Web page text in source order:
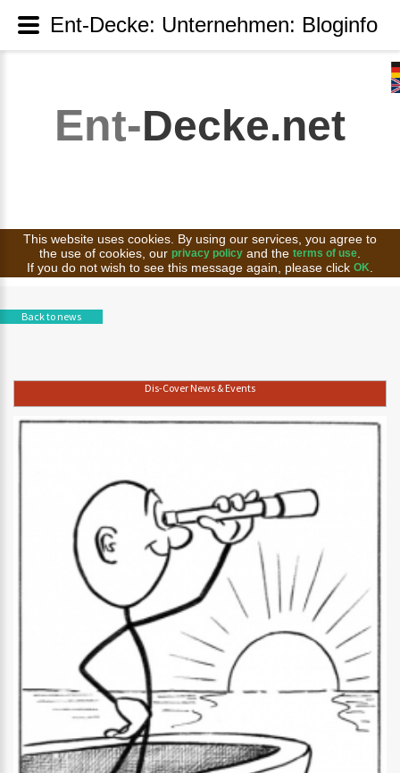
Ent-Decke.net
This website uses cookies. By using our services, you agree to
the use of cookies, our privacy policy and the terms of use
If you do not wish to see this message again, please click OK
Back to news
Dis-Cover News & Events
Ent-Decke: Unternehmen: Bloginfo